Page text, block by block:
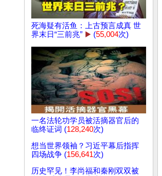
死海疑有活鱼：上古预言成真 世
界末日“三前兆” ▶️ (55,004次)
一名法轮功学员被活摘器官后的
临终证词 (128,240次)
想当世界领袖？习近平幕后指挥
四场战争 (156,641次)
历史罕见！李尚福和秦刚双双被